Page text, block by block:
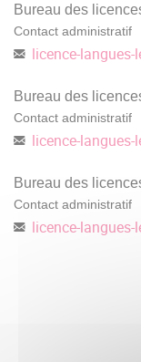
Bureau des
Contact administratif
licence-langues-
Bureau des
Contact administratif
licence-langues-
Bureau des
Contact administratif
licence-langues-